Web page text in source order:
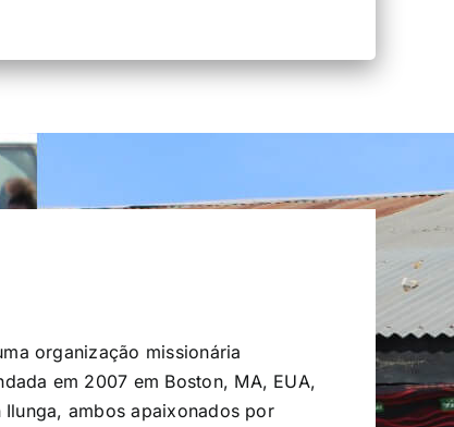
organização missionária
em 2007 em Boston, MA, EUA,
ambos apaixonados por